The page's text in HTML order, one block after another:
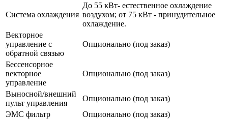
Система охлаждения
До 55 кВт- естественное охлаждение
воздухом; от 75 кВт - принудительное
охлаждение.
Векторное
управление с
обратной связью
Опционально (под заказ)
Бессенсорное
векторное
управление
Опционально (под заказ)
Выносной/внешний
пульт управления
Опционально (под заказ)
ЭМС фильтр
Опционально (под заказ)